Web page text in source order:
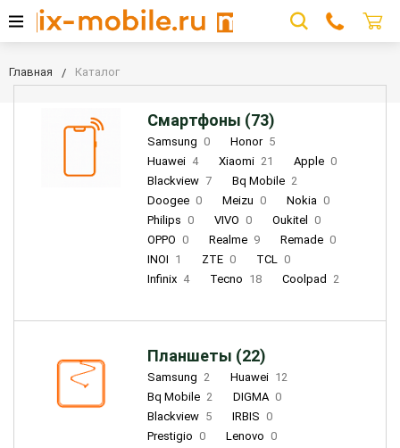
Главная Каталог
Смартфоны (73)
Samsung 0 Honor 5
Huawei 4 Xiaomi 21 Apple 0
Blackview 7 Bq Mobile 2
Doogee 0 Meizu 0 Nokia 0
Philips 0 VIVO 0 Oukitel
0
OPPO 0 Realme 9 Remade 0
INOI 1 ZTE 0 TCL 0
Infinix 4 Tecno 18 Coolpad 2
Планшеты (22)
Samsung 2 Huawei 12
Bq Mobile 2 DIGMA 0
Blackview 5 IRBIS 0
Prestigio 0 Lenovo 0